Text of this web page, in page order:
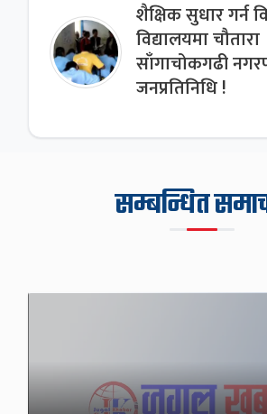
शैक्षिक सुधार गर्न
विद्यालयमा चौतारा
साँगाचोकगढी
जनप्रतिनिधि !
सम्बन्धित